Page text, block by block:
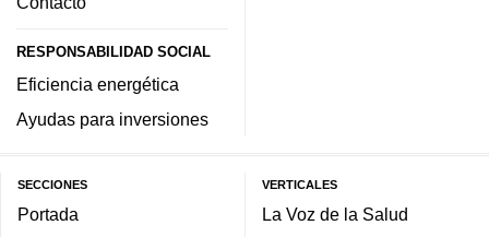
RESPONSABILIDAD SOCIAL
Eficiencia energética
Ayudas para inversiones
SECCIONES
Portada
VERTICALES
La Voz de la Salud